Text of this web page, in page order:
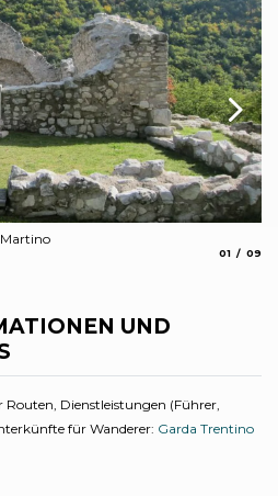
01 09
UND
Dienstleistungen (Führer,
für Wanderer: Garda Trentino